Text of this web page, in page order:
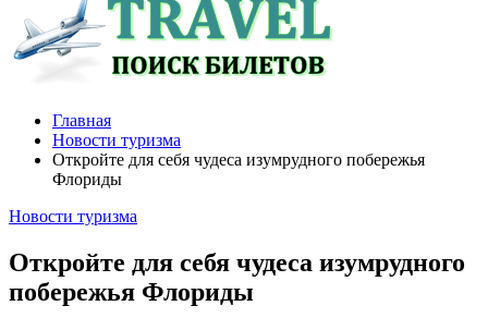
Главная
Новости туризма
Откройте для себя чудеса изумрудного побережья
Флориды
Новости туризма
Откройте для себя чудеса изумрудного
побережья Флориды